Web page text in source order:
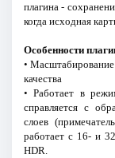
плагина -
когда исходная
Особенности
•
качества
• Работает в
справляется с
слоев
работает с 16- и
HDR.